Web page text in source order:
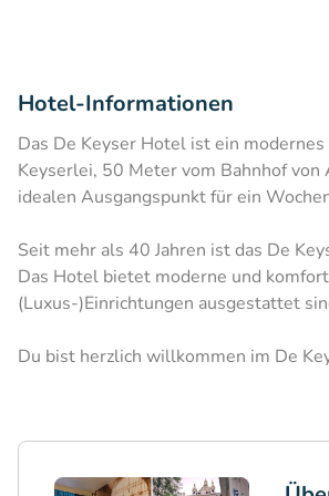
Hotel-Informationen
Das De Keyser Hotel ist ein
Keyserlei, 50 Meter vom Bahnhof
idealen Ausgangspunkt für ein
Seit mehr als 40 Jahren ist das De
Das Hotel bietet moderne und
(Luxus-)Einrichtungen ausgestattet
Du bist herzlich willkommen im De